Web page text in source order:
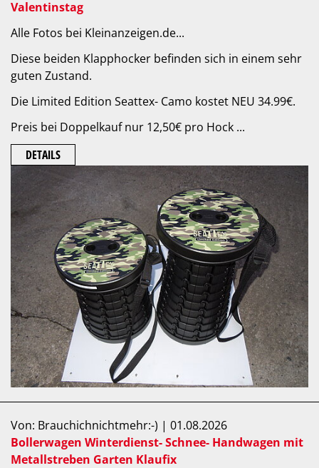
Valentinstag
Alle Fotos bei Kleinanzeigen.de...
Diese beiden Klapphocker befinden sich in einem sehr
guten Zustand.
Die Limited Edition Seattex- Camo kostet NEU 34.99€.
Preis bei Doppelkauf nur 12,50€ pro Hock ...
DETAILS
Von: Brauchichnichtmehr:-) | 01.08.2026
Bollerwagen Winterdienst- Schnee- Handwagen mit
Metallstreben Garten Klaufix